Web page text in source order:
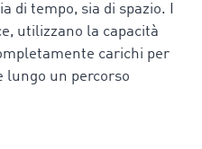
di tempo, sia di spazio. I
utilizzano la capacità
carichi per
lungo un percorso